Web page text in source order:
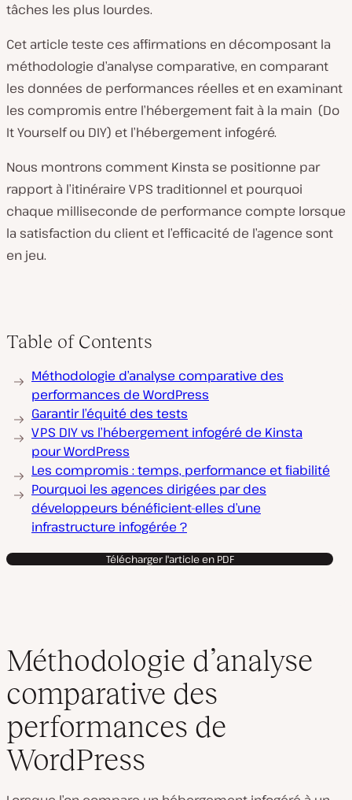
tâches les plus lourdes.
Cet article teste ces affirmations en décomposant la
méthodologie d’analyse comparative, en comparant
les données de performances réelles et en examinant
les compromis entre l’hébergement fait à la main (Do
It Yourself ou DIY) et l’hébergement infogéré.
Nous montrons comment Kinsta se positionne par
rapport à l’itinéraire VPS traditionnel et pourquoi
chaque milliseconde de performance compte lorsque
la satisfaction du client et l’efficacité de l’agence sont
en jeu.
Table of Contents
Méthodologie d’analyse comparative des
performances de WordPress
Garantir l’équité des tests
VPS DIY vs l’hébergement infogéré de Kinsta
pour WordPress
Les compromis : temps, performance et fiabilité
Pourquoi les agences dirigées par des
développeurs bénéficient-elles d’une
infrastructure infogérée ?
Télécharger l'article en PDF
Méthodologie d’analyse
comparative des
performances de
WordPress